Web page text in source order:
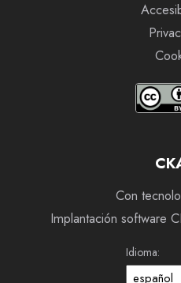
Con
Implantación software
Idioma